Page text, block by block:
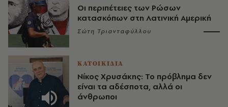
Οι περιπέτειες των Ρώσων
κατασκόπων στη Λατινική Αμερική
Σώτη Τριανταφύλλου
ΚΑΤΟΙΚΙΔΙΑ
Νίκος Χρυσάκης: Το πρόβλημα δεν
είναι τα αδέσποτα, αλλά οι
άνθρωποι